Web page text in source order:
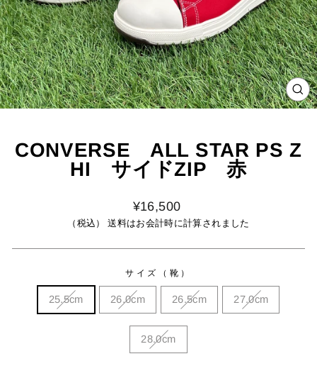
閉
じ
CONVERSE ALL STAR PS Z
HI サイドZIP 赤
定
価
¥16,500
（税込） 送料はお会計時に計算されました
サイズ（靴）
25.5cm 26.0cm 26.5cm 27.0cm
28.0cm